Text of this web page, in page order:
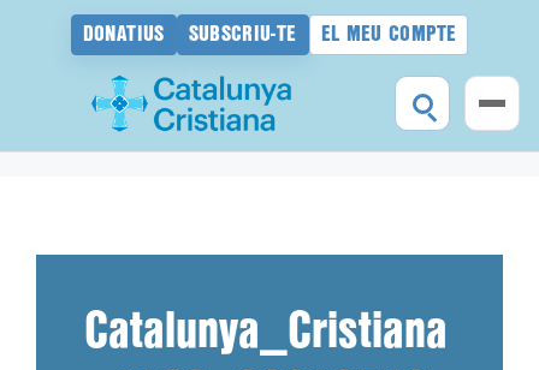
DONATIUS SUBSCRIU-TE EL MEU COMPTE
Catalunya_Cristiana